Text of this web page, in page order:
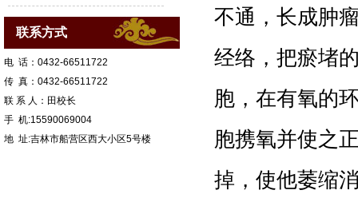
联系方式
电 话：0432-66511722
传 真：0432-66511722
联 系 人：田校长
手 机:15590069004
地 址:吉林市船营区西大小区5号楼
不通，长成肿
经络，把瘀堵
胞，在有氧的
胞携氧并使之
掉，使他萎缩